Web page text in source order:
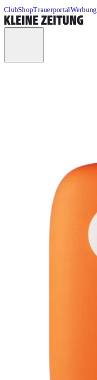
ClubShopTrauerportalWerbung